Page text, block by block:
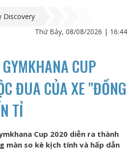
Discovery
Thứ Bảy, 08/08/2026 | 16:44
CUP
ĐUA CỦA XE "ĐỒNG
TỈ
Cup 2020 diễn ra thành
màn so kè kịch tính và hấp dẫn